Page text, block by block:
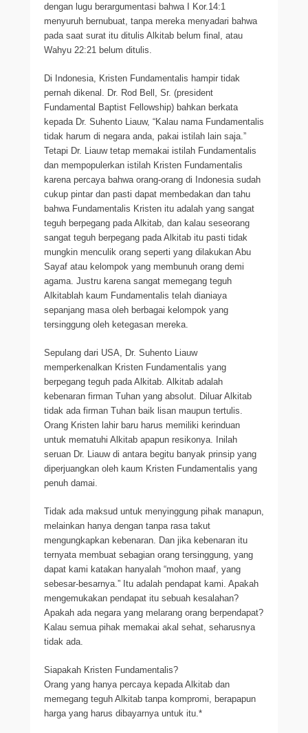
dengan lugu berargumentasi bahwa I Kor.14:1
menyuruh bernubuat, tanpa mereka menyadari bahwa
pada saat surat itu ditulis Alkitab belum final, atau
Wahyu 22:21 belum ditulis.
Di Indonesia, Kristen Fundamentalis hampir tidak
pernah dikenal. Dr. Rod Bell, Sr. (president
Fundamental Baptist Fellowship) bahkan berkata
kepada Dr. Suhento Liauw, “Kalau nama Fundamentalis
tidak harum di negara anda, pakai istilah lain saja.”
Tetapi Dr. Liauw tetap memakai istilah Fundamentalis
dan mempopulerkan istilah Kristen Fundamentalis
karena percaya bahwa orang-orang di Indonesia sudah
cukup pintar dan pasti dapat membedakan dan tahu
bahwa Fundamentalis Kristen itu adalah yang sangat
teguh berpegang pada Alkitab, dan kalau seseorang
sangat teguh berpegang pada Alkitab itu pasti tidak
mungkin menculik orang seperti yang dilakukan Abu
Sayaf atau kelompok yang membunuh orang demi
agama. Justru karena sangat memegang teguh
Alkitablah kaum Fundamentalis telah dianiaya
sepanjang masa oleh berbagai kelompok yang
tersinggung oleh ketegasan mereka.
Sepulang dari USA, Dr. Suhento Liauw
memperkenalkan Kristen Fundamentalis yang
berpegang teguh pada Alkitab. Alkitab adalah
kebenaran firman Tuhan yang absolut. Diluar Alkitab
tidak ada firman Tuhan baik lisan maupun tertulis.
Orang Kristen lahir baru harus memiliki kerinduan
untuk mematuhi Alkitab apapun resikonya. Inilah
seruan Dr. Liauw di antara begitu banyak prinsip yang
diperjuangkan oleh kaum Kristen Fundamentalis yang
penuh damai.
Tidak ada maksud untuk menyinggung pihak manapun,
melainkan hanya dengan tanpa rasa takut
mengungkapkan kebenaran. Dan jika kebenaran itu
ternyata membuat sebagian orang tersinggung, yang
dapat kami katakan hanyalah “mohon maaf, yang
sebesar-besarnya.” Itu adalah pendapat kami. Apakah
mengemukakan pendapat itu sebuah kesalahan?
Apakah ada negara yang melarang orang berpendapat?
Kalau semua pihak memakai akal sehat, seharusnya
tidak ada.
Siapakah Kristen Fundamentalis?
Orang yang hanya percaya kepada Alkitab dan
memegang teguh Alkitab tanpa kompromi, berapapun
harga yang harus dibayarnya untuk itu.*